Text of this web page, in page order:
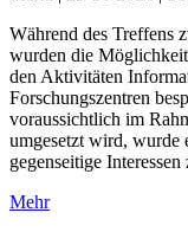
Während des Treffens
wurden die
den Aktivitäten
Forschungszentren
voraussichtlich im
umgesetzt wird, wurde
gegenseitige
Mehr